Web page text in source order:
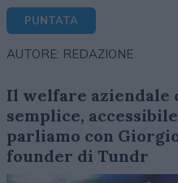
PUNTATA
AUTORE: REDAZIONE
Il welfare aziendale
semplice,
parliamo con
founder di Tundr